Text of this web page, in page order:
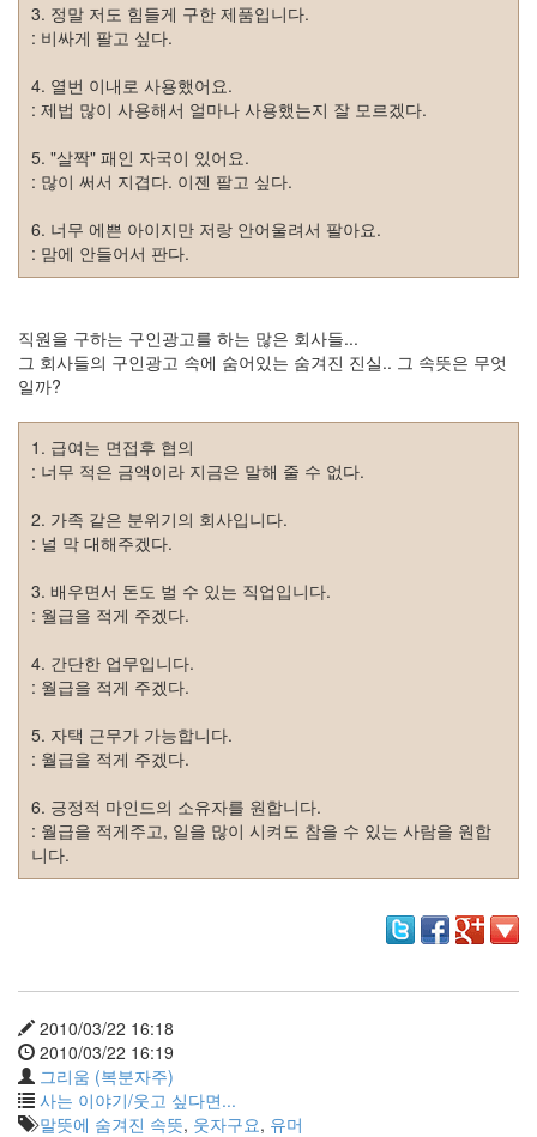
3. 정말 저도 힘들게 구한 제품입니다.
: 비싸게 팔고 싶다.
4. 열번 이내로 사용했어요.
: 제법 많이 사용해서 얼마나 사용했는지 잘 모르겠다.
5. "살짝" 패인 자국이 있어요.
: 많이 써서 지겹다. 이젠 팔고 싶다.
6. 너무 에쁜 아이지만 저랑 안어울려서 팔아요.
: 맘에 안들어서 판다.
직원을 구하는 구인광고를 하는 많은 회사들...
그 회사들의 구인광고 속에 숨어있는 숨겨진 진실.. 그 속뜻은 무엇
일까?
1. 급여는 면접후 협의
: 너무 적은 금액이라 지금은 말해 줄 수 없다.
2. 가족 같은 분위기의 회사입니다.
: 널 막 대해주겠다.
3. 배우면서 돈도 벌 수 있는 직업입니다.
: 월급을 적게 주겠다.
4. 간단한 업무입니다.
: 월급을 적게 주겠다.
5. 자택 근무가 가능합니다.
: 월급을 적게 주겠다.
6. 긍정적 마인드의 소유자를 원합니다.
: 월급을 적게주고, 일을 많이 시켜도 참을 수 있는 사람을 원합
니다.
2010/03/22 16:18
2010/03/22 16:19
그리움 (복분자주)
사는 이야기/웃고 싶다면...
말뜻에 숨겨진 속뜻, 웃자구요, 유머
Notices
블
그
소
리
움
(복
자
주)
Find!
Categories
1338
AI
롬
프
0
출
판
준
41
KScreenPen
25
KPOST-
IT
4